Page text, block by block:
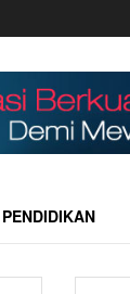
PENDIDIKAN